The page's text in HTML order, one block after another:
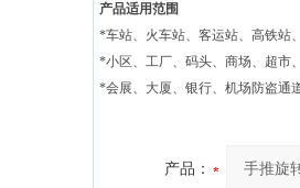
产品适用范围
*车站、火车站、客运站、高铁站
*小区、工厂、码头、商场、超市
*会展、大厦、银行、机场防盗通
产品：